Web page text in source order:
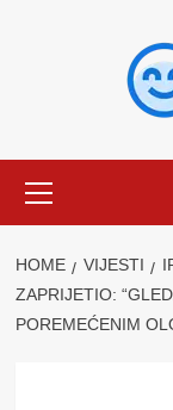
Menu
HOME VIJESTI
ZAPRIJETIO:
POREMEĆENIM